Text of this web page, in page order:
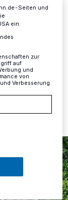
mit Graffiti-
statt,
Seiten und
ein.
zur
auf
und
von
Verbesserung